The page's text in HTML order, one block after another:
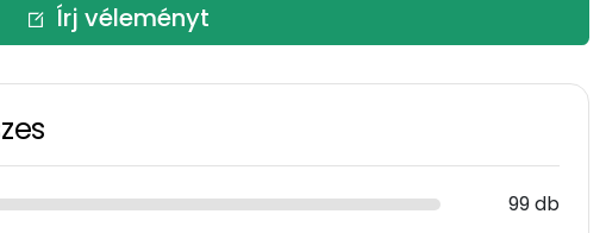
Írj véleményt
99 db